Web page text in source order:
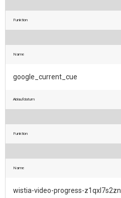
Funktion
Name
google_current_cue
Ablaufdatum
Funktion
Name
wistia-video-progress-z1qxl7s2zn